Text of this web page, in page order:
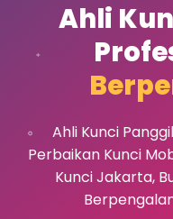
Ahli
Ahli Kunci
Perbaikan Kunci
Kunci Jakarta,